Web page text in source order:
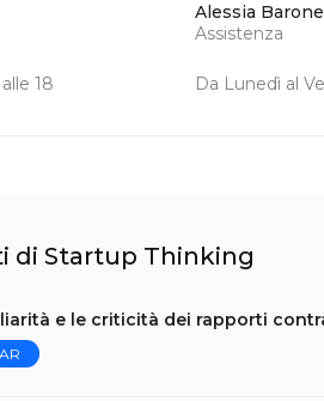
18
Alessia Barone
Assistenza
Da Lunedì al
di Startup Thinking
e le criticità dei rapporti